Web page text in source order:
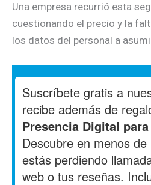
Una empresa recurrió esta
cuestionando el precio y la
los datos del personal a